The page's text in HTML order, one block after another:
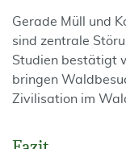
Gerade Müll und
sind zentrale
Studien bestätigt
bringen
Zivilisation im